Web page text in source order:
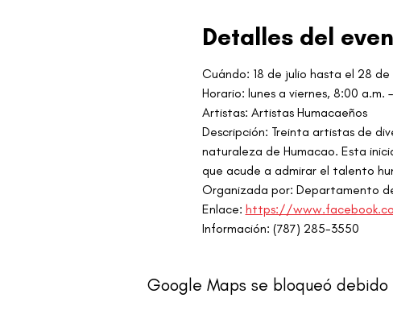
Detalles del
Cuándo: 18 de julio hasta el 28
Horario: lunes a viernes, 8:00 a.m.
Artistas: Artistas Humacaeños
Descripción: Treinta artistas de
naturaleza de Humacao. Esta
que acude a admirar el talento
Organizada por: Departamento
Enlace: https://
Información: (787) 285-3550
Google Maps se bloqueó